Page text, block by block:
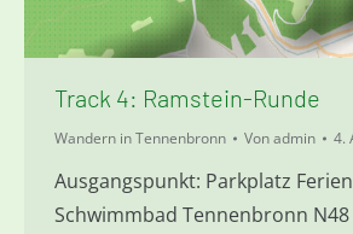
Track 4: Ramstein-Runde
Wandern in Tennenbronn Vonadmin 4.
Ausgangspunkt: Parkplatz
Schwimmbad Tennenbronn N48